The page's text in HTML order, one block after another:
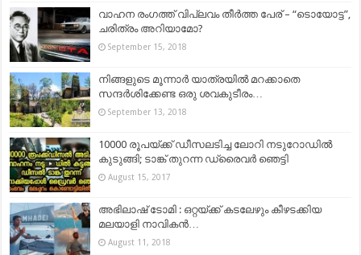
വാഹന രംഗത്ത് വിപ്ലവം തീർത്ത പേര് – “ടൊയോട്ട”,
ചരിത്രം അറിയാമോ?
September 15, 2018
നിങ്ങളുടെ മൂന്നാർ യാത്രയിൽ മറക്കാതെ
സന്ദർശിക്കേണ്ട ഒരു ശവകുടീരം…
September 13, 2018
10000 രൂപയ്ക്ക് ഡീസലടിച്ച ലോറി നടുറോഡിൽ
കുടുങ്ങി; ടാങ്ക് തുറന്ന ഡ്രൈവർ ഞെട്ടി
August 15, 2017
അഭിലാഷ് ടോമി : ഒറ്റയ്ക്ക് കടലേഴും കീഴടക്കിയ
മലയാളി നാവികൻ…
August 11, 2018